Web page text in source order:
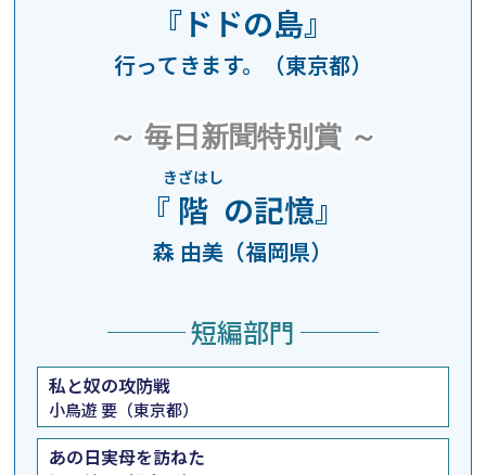
『ドドの島』
行ってきます。（東京都）
～ 毎日新聞特別賞 ～
『 階
きざはし
の記憶』
森 由美（福岡県）
─── 短編部門 ───
私と奴の攻防戦
小鳥遊 要（東京都）
あの日実母を訪ねた